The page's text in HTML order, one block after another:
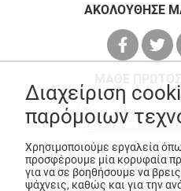
ΑΚΟΛΟΥΘΗΣΕ
© Copyright 2026ANEDIK
Made with
byDesquared
Διαχείριση
παρόμοιων
Χρησιμοποιούμε εργαλεία
προσφέρουμε μία κορυφαία
για να σε βοηθήσουμε να
ψάχνεις, καθώς και για την